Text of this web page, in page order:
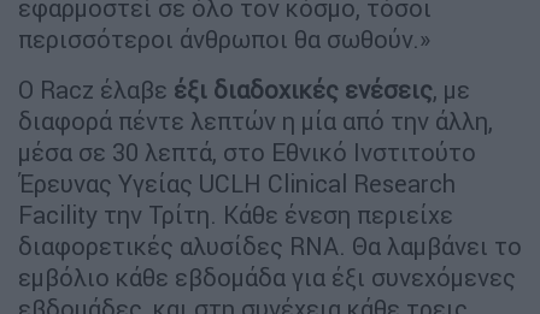
εφαρμοστεί σε όλο τον κόσμο, τόσοι
περισσότεροι άνθρωποι θα σωθούν.»
Ο Racz έλαβε έξι διαδοχικές ενέσεις, με
διαφορά πέντε λεπτών η μία από την άλλη,
μέσα σε 30 λεπτά, στο Εθνικό Ινστιτούτο
Έρευνας Υγείας UCLH Clinical Research
Facility την Τρίτη. Κάθε ένεση περιείχε
διαφορετικές αλυσίδες RNA. Θα λαμβάνει το
εμβόλιο κάθε εβδομάδα για έξι συνεχόμενες